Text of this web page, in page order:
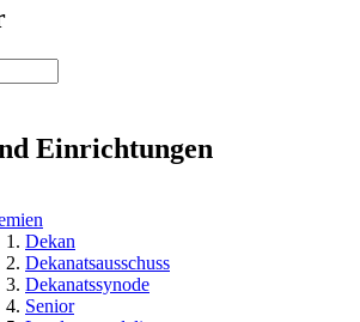
Einrichtungen
Dekan
Dekanatsausschuss
Dekanatssynode
Senior